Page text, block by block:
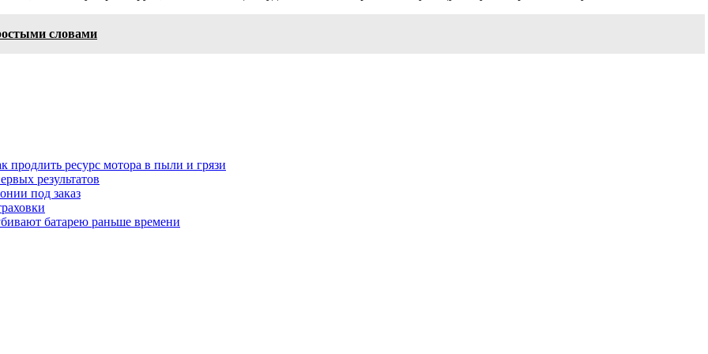
словами
продлить ресурс мотора в пыли и грязи
результатов
под заказ
батарею раньше времени